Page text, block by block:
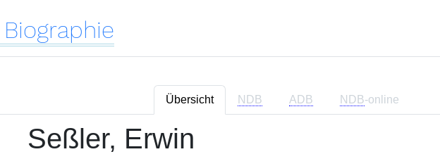
Biographie
Übersicht NDB ADB NDB-online
Seßler, Erwin